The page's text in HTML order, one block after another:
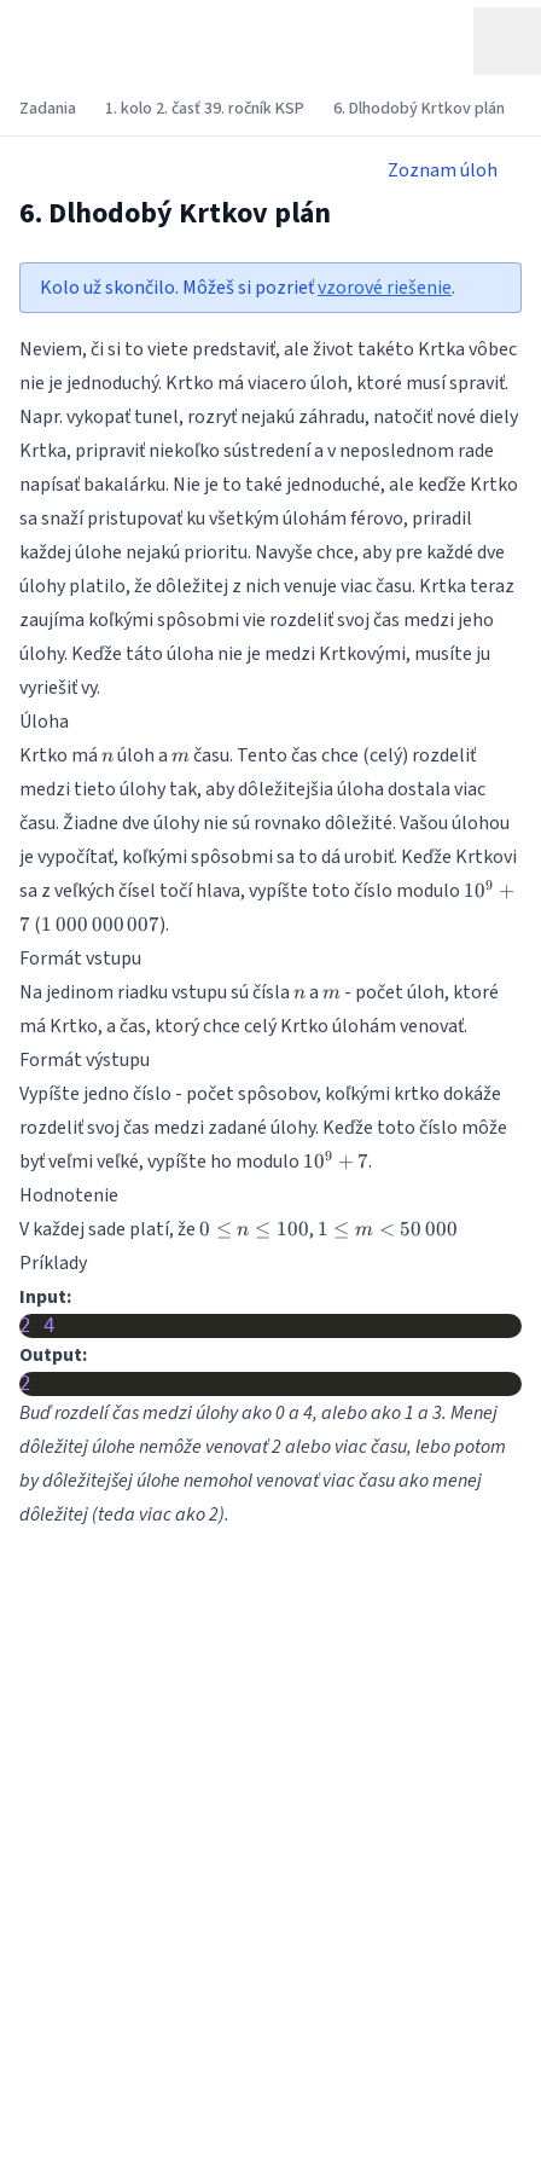
Zadania 1. kolo 2. časť 39. ročník KSP 6. Dlhodobý Krtkov plán
Zoznam úloh
6. Dlhodobý Krtkov plán
Kolo už skončilo. Môžeš si pozrieťvzorové riešenie.
Neviem, či si to viete predstaviť, ale život takéto Krtka vôbec
nie je jednoduchý. Krtko má viacero úloh, ktoré musí spraviť.
Napr. vykopať tunel, rozryť nejakú záhradu, natočiť nové diely
Krtka, pripraviť niekoľko sústredení a v neposlednom rade
napísať bakalárku. Nie je to také jednoduché, ale keďže Krtko
sa snaží pristupovať ku všetkým úlohám férovo, priradil
každej úlohe nejakú prioritu. Navyše chce, aby pre každé dve
úlohy platilo, že dôležitej z nich venuje viac času. Krtka teraz
zaujíma koľkými spôsobmi vie rozdeliť svoj čas medzi jeho
úlohy. Keďže táto úloha nie je medzi Krtkovými, musíte ju
vyriešiť vy.
Úloha
Krtko má n
núloh a m
mčasu. Tento čas chce (celý) rozdeliť
medzi tieto úlohy tak, aby dôležitejšia úloha dostala viac
času. Žiadne dve úlohy nie sú rovnako dôležité. Vašou úlohou
je vypočítať, koľkými spôsobmi sa to dá urobiť. Keďže Krtkovi
sa z veľkých čísel točí hlava, vypíšte toto číslo modulo 10^9+7
109 +
7 (1\,000\,000\,007
1 000 000007).
Formát vstupu
Na jedinom riadku vstupu sú čísla n
na m
m - počet úloh, ktoré
má Krtko, a čas, ktorý chce celý Krtko úlohám venovať.
Formát výstupu
Vypíšte jedno číslo - počet spôsobov, koľkými krtko dokáže
rozdeliť svoj čas medzi zadané úlohy. Keďže toto číslo môže
byť veľmi veľké, vypíšte ho modulo 10^9+7
109 + 7.
Hodnotenie
V každej sade platí, že 0
100
0 ≤ n ≤ 100, 1 \leq
1 ≤ m < 50 000
Príklady
Input:
2 4
Output:
2
Buď rozdelí čas medzi úlohy ako 0 a 4, alebo ako 1 a 3. Menej
dôležitej úlohe nemôže venovať 2 alebo viac času, lebo potom
by dôležitejšej úlohe nemohol venovať viac času ako menej
dôležitej (teda viac ako 2).